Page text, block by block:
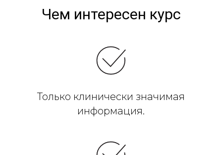
Чем интересен курс
Только клинически значимая
информация.